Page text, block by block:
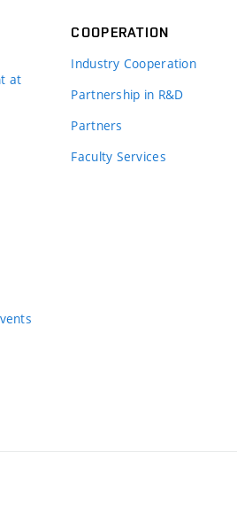
at
COOPERATION
Industry Cooperation
Partnership in R&D
Partners
Faculty Services